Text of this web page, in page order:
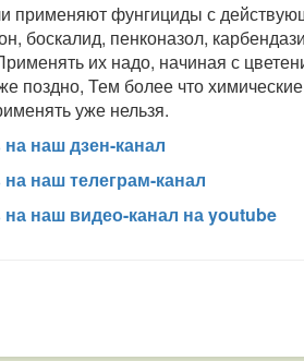
применяют фунгициды с
боскалид, пенконазол,
их надо, начиная с
поздно, Тем более что
уже нельзя.
наш дзен-канал
наш телеграм-канал
наш видео-канал на youtube